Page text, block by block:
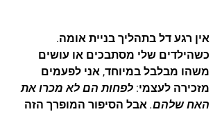
אין רגע דל בתהליך בניית אומה.
כשהילדים שלי מסתבכים או עושים
משהו מבלבל במיוחד, אני לפעמים
מזכירה לעצמי: לפחות הם לא מכרו את
האח שלהם. אבל הסיפור המופרך הזה